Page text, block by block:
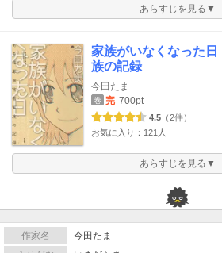
あらすじを見る▼
家族がいなくなった
族の記録
今田たま
巻 完 700pt
4.5 （2件）
お気に入り：121人
あらすじを見る▼
作家名
今田たま